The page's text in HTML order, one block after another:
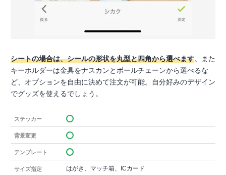
シートの場合は、シールの形状を丸型と四角から選べます。また
キーホルダーは金具をナスカンとボールチェーンから選べるな
ど、オプションを自由に決めて注文が可能。自分好みのデザイン
でグッズを使えるでしょう。
ステッカー
背景変更
テンプレート
サイズ指定 はがき、マッチ箱、ICカード